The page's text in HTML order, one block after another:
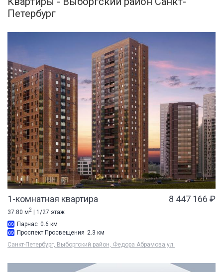
Петербург
1-комнатная квартира 8 447 166 ₽
37.80 м2 | 1/27 этаж
Парнас 0.6 км
Проспект Просвещения 2.3 км
Санкт-Петербург, Выборгский район, Федора Абрамова ул.